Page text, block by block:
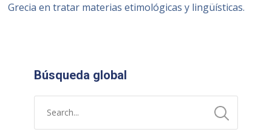
Grecia en tratar materias etimológicas y lingüísticas.
Búsqueda global